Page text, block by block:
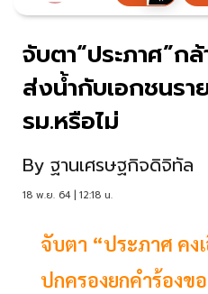
จับตา“ประภาศ”
ส่งน้ำกับเอกชนรา
รม.หรือไม่
By ฐานเศรษฐกิจดิจิทัล
18 พ.ย. 64 | 12:18 น.
จับตา “ประภาศ คง
ปกครองยกคำร้องข